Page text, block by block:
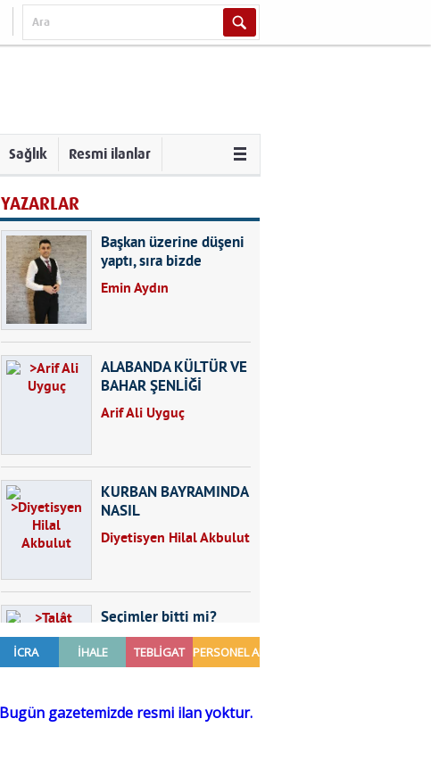
Sağlık Resmi ilanlar
YAZARLAR
Başkan üzerine düşeni
yaptı, sıra bizde
Emin Aydın
ALABANDA KÜLTÜR VE
BAHAR ŞENLİĞİ
Arif Ali Uyguç
KURBAN BAYRAMINDA
NASIL
BESLENMELİYİZ?
Diyetisyen Hilal Akbulut
Seçimler bitti mi?
Talât Yörük